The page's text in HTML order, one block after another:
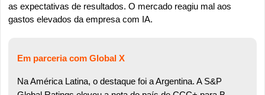
as expectativas de resultados. O mercado reagiu mal aos
gastos elevados da empresa com IA.
Em parceria com Global X
Na América Latina, o destaque foi a Argentina. A S&P